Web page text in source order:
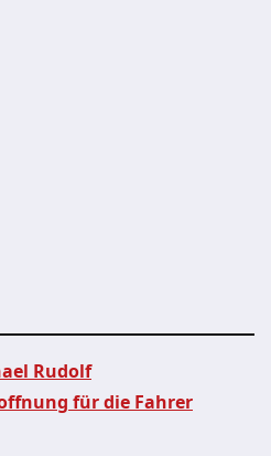
Rudolf
für die Fahrer